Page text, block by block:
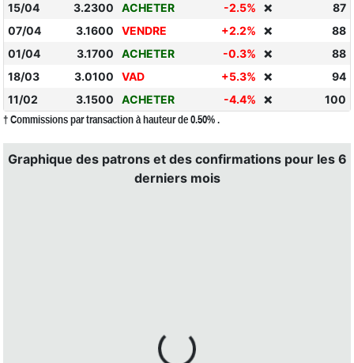
15/04
3.2300 ACHETER -2.5% ❌
87
07/04
3.1600 VENDRE +2.2% ❌
88
01/04
3.1700 ACHETER -0.3% ❌
88
18/03
3.0100 VAD +5.3% ❌
94
11/02
3.1500 ACHETER -4.4% ❌ 100
† Commissions par transaction à hauteur de 0.50% .
Graphique des patrons et des confirmations pour les 6
derniers mois